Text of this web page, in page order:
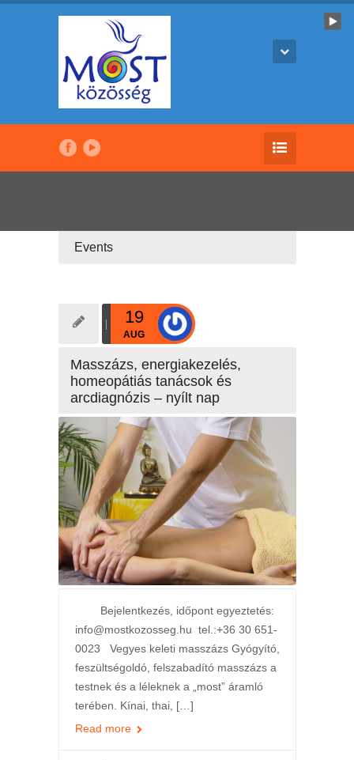
Events
19
AUG
Masszázs, energiakezelés,
homeopátiás tanácsok és
arcdiagnózis – nyílt nap
Bejelentkezés, időpont egyeztetés:
info@mostkozosseg.hu tel.:+36 30 651-
0023 Vegyes keleti masszázs Gyógyító,
feszültségoldó, felszabadító masszázs a
testnek és a léleknek a „most” áramló
terében. Kínai, thai, […]
Read more